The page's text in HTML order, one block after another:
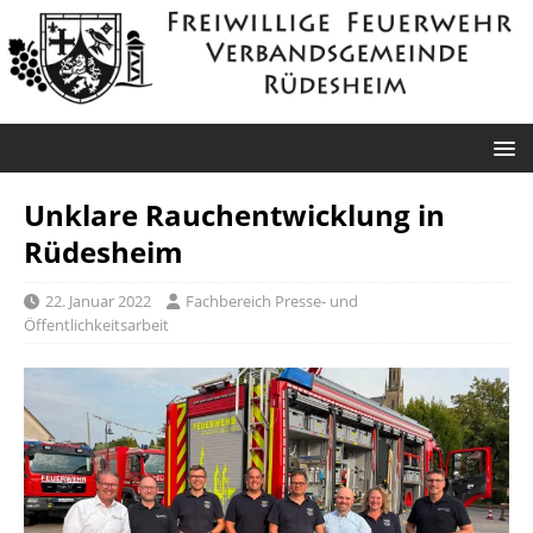
Unklare Rauchentwicklung in
Rüdesheim
22. Januar 2022
Fachbereich Presse- und
Öffentlichkeitsarbeit